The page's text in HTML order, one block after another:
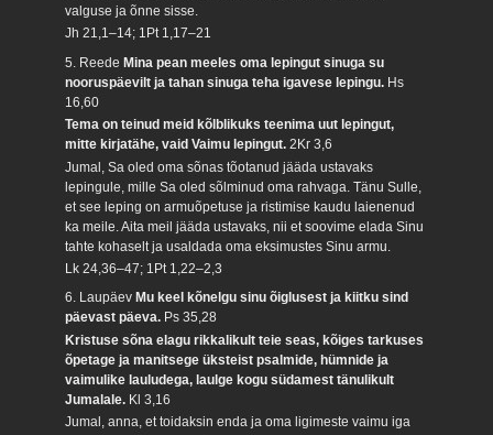
valguse ja õnne sisse.
Jh 21,1–14; 1Pt 1,17–21
5. ReedeMina pean meeles oma lepingut sinuga su
nooruspäevilt ja tahan sinuga teha igavese lepingu. Hs
16,60
Tema on teinud meid kõlblikuks teenima uut lepingut,
mitte kirjatähe, vaid Vaimu lepingut.2Kr 3,6
Jumal, Sa oled oma sõnas tõotanud jääda ustavaks
lepingule, mille Sa oled sõlminud oma rahvaga. Tänu Sulle,
et see leping on armuõpetuse ja ristimise kaudu laienenud
ka meile. Aita meil jääda ustavaks, nii et soovime elada Sinu
tahte kohaselt ja usaldada oma eksimustes Sinu armu.
Lk 24,36–47; 1Pt 1,22–2,3
6. Laupäev Mu keel kõnelgu sinu õiglusest ja kiitku sind
päevast päeva. Ps 35,28
Kristuse sõna elagu rikkalikult teie seas, kõiges tarkuses
õpetage ja manitsege üksteist psalmide, hümnide ja
vaimulike lauludega, laulge kogu südamest tänulikult
Jumalale. Kl 3,16
Jumal, anna, et toidaksin enda ja oma ligimeste vaimu iga